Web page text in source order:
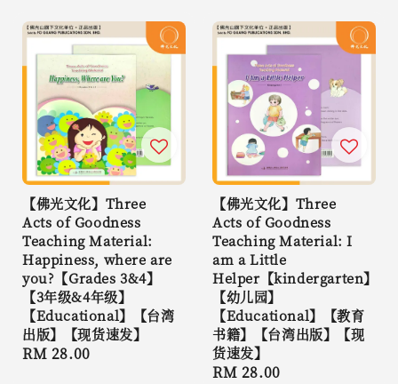
【佛光文化】Three
Acts of Goodness
Teaching Material:
Happiness, where are
you?【Grades 3&4】
【3年级&4年级】
【Educational】【台湾
出版】【现货速发】
Regular
RM 28.00
【佛光文化】Three
Acts of Goodness
Teaching Material: I
am a Little
Helper【kindergarten】
【幼儿园】
【Educational】【教育
书籍】【台湾出版】【现
货速发】
Regular
RM 28.00